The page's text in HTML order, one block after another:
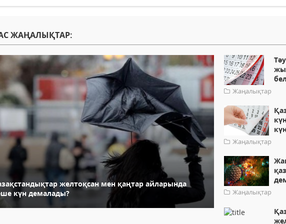
ЖАҢАЛЫҚТАР:
желтоқсан мен қаңтар айларында
күн демалады?
Жаңалықтар
Жаңалықтар
Жаңалықтар